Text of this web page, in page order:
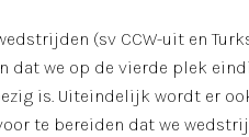
(sv CCW-uit en
dat we op de vierde plek
is. Uiteindelijk wordt er
te bereiden dat we